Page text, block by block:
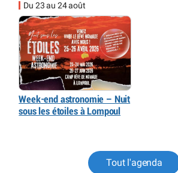
Du 23 au 24 août
Week-end astronomie – Nuit
sous les étoiles à Lompoul
Tout l'agenda